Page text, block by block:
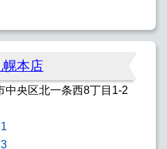
幌本店
中央区北一条西8丁目1-2